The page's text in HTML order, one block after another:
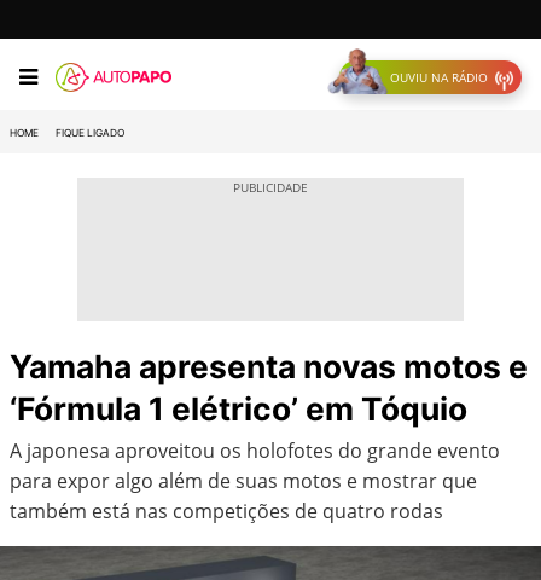
OUVIU NA RÁDIO
HOME FIQUE LIGADO
Yamaha apresenta novas motos e
‘Fórmula 1 elétrico’ em Tóquio
A japonesa aproveitou os holofotes do grande evento
para expor algo além de suas motos e mostrar que
também está nas competições de quatro rodas